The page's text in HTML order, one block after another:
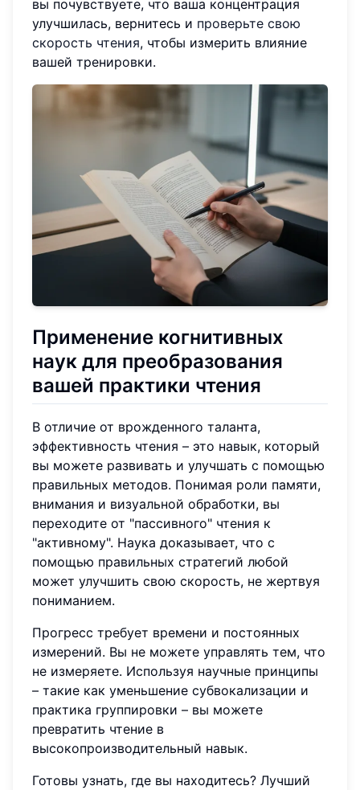
вы почувствуете, что ваша концентрация
улучшилась, вернитесь и проверьте свою
скорость чтения, чтобы измерить влияние
вашей тренировки.
Применение когнитивных
наук для преобразования
вашей практики чтения
В отличие от врожденного таланта,
эффективность чтения – это навык, который
вы можете развивать и улучшать с помощью
правильных методов. Понимая роли памяти,
внимания и визуальной обработки, вы
переходите от "пассивного" чтения к
"активному". Наука доказывает, что с
помощью правильных стратегий любой
может улучшить свою скорость, не жертвуя
пониманием.
Прогресс требует времени и постоянных
измерений. Вы не можете управлять тем, что
не измеряете. Используя научные принципы
– такие как уменьшение субвокализации и
практика группировки – вы можете
превратить чтение в
высокопроизводительный навык.
Готовы узнать, где вы находитесь? Лучший